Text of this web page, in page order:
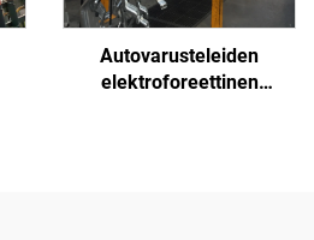
Autovarusteleiden
elektroforeettinen